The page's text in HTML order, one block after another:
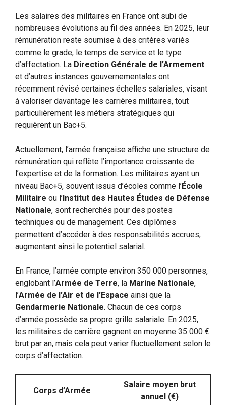
Les salaires des militaires en France ont subi de
nombreuses évolutions au fil des années. En 2025, leur
rémunération reste soumise à des critères variés
comme le grade, le temps de service et le type
d’affectation. La Direction Générale de l’Armement
et d’autres instances gouvernementales ont
récemment révisé certaines échelles salariales, visant
à valoriser davantage les carrières militaires, tout
particulièrement les métiers stratégiques qui
requièrent un Bac+5.
Actuellement, l’armée française affiche une structure de
rémunération qui reflète l’importance croissante de
l’expertise et de la formation. Les militaires ayant un
niveau Bac+5, souvent issus d’écoles comme l’École
Militaire ou l’Institut des Hautes Études de Défense
Nationale, sont recherchés pour des postes
techniques ou de management. Ces diplômes
permettent d’accéder à des responsabilités accrues,
augmentant ainsi le potentiel salarial.
En France, l’armée compte environ 350 000 personnes,
englobant l’Armée de Terre, la Marine Nationale,
l’Armée de l’Air et de l’Espace ainsi que la
Gendarmerie Nationale. Chacun de ces corps
d’armée possède sa propre grille salariale. En 2025,
les militaires de carrière gagnent en moyenne 35 000 €
brut par an, mais cela peut varier fluctuellement selon le
corps d’affectation.
Corps d’Armée
Salaire moyen brut
annuel (€)